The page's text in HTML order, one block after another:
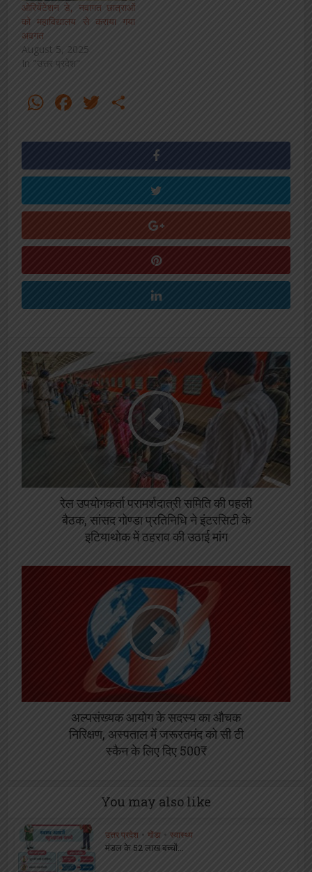
ओरियेंटेशन डे, नवागत छात्राओं
को महाविद्यालय से कराया गया
अवगत
August 5, 2025
In "उत्तर प्रदेश"
WhatsApp
Facebook
Twitter
रेल उपयोगकर्ता परामर्शदात्री समिति की पहली
बैठक, सांसद गोण्डा प्रतिनिधि ने इंटरसिटी के
इटियाथोक में ठहराव की उठाई मांग
अल्पसंख्यक आयोग के सदस्य का औचक
निरिक्षण, अस्पताल में जरूरतमंद को सी टी
स्कैन के लिए दिए 500₹
You may also like
उत्तर प्रदेश • गोंडा स्वास्थ्य
मंडल के 52 लाख बच्चों...